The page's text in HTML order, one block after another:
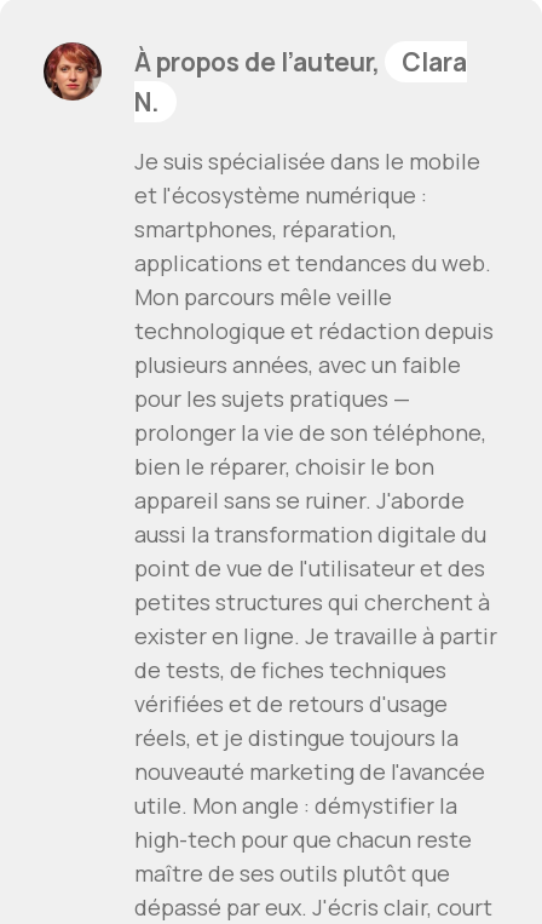
À propos de l’auteur,
Clara
N.
Je suis spécialisée dans le mobile
et l'écosystème numérique :
smartphones, réparation,
applications et tendances du web.
Mon parcours mêle veille
technologique et rédaction depuis
plusieurs années, avec un faible
pour les sujets pratiques —
prolonger la vie de son téléphone,
bien le réparer, choisir le bon
appareil sans se ruiner. J'aborde
aussi la transformation digitale du
point de vue de l'utilisateur et des
petites structures qui cherchent à
exister en ligne. Je travaille à partir
de tests, de fiches techniques
vérifiées et de retours d'usage
réels, et je distingue toujours la
nouveauté marketing de l'avancée
utile. Mon angle : démystifier la
high-tech pour que chacun reste
maître de ses outils plutôt que
dépassé par eux. J'écris clair, court